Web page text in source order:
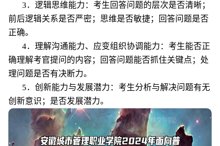
3．逻辑思维能力：考生回答问题的层次是否清晰；
前后逻辑关系是否严密；思维是否敏捷；回答问题是否
正确。
4．理解沟通能力、应变组织协调能力：考生能否正
确理解考官提问的内容；回答问题能否抓住关键点；处
理问题是否有决断力。
5．创新能力与发展潜力：考生分析与解决问题有无
创新意识；是否发展潜力。